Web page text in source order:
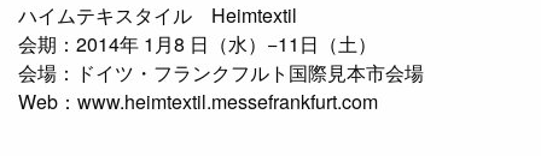
ハイムテキスタイル Heimtextil
会期：2014年 1月8 日（水）−11日（土）
会場：ドイツ・フランクフルト国際見本市会場
Web：www.heimtextil.messefrankfurt.com